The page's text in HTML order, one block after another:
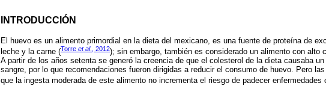
INTRODUCCIÓN
El huevo es un alimento primordial en la dieta del mexicano, es una fuente de proteína de
leche y la carne (Torre et al., 2012); sin embargo, también es considerado un alimento con alto
A partir de los años setenta se generó la creencia de que el colesterol de la dieta causaba
sangre, por lo que recomendaciones fueron dirigidas a reducir el consumo de huevo. Pero
que la ingesta moderada de este alimento no incrementa el riesgo de padecer enfermedades